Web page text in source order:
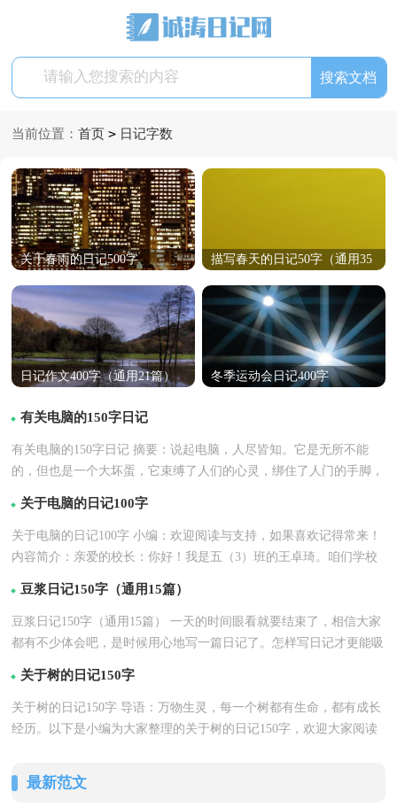
当前位置：首页 > 日记字数
关于春雨的日记500字
描写春天的日记50字（通用35
日记作文400字（通用21篇） 冬季运动会日记400字
有关电脑的150字日记
有关电脑的150字日记 摘要：说起电脑，人尽皆知。它是无所不能
的，但也是一个大坏蛋，它束缚了人们的心灵，绑住了人门的手脚，
让人们成... 如果觉得...【
关于电脑的日记100字
关于电脑的日记100字 小编：欢迎阅读与支持，如果喜欢记得常来！
内容简介：亲爱的校长：你好！我是五（3）班的王卓琦。咱们学校
有了塑胶操场后，成了一道靓...【
豆浆日记150字（通用15篇）
豆浆日记150字（通用15篇） 一天的时间眼看就要结束了，相信大家
都有不少体会吧，是时候用心地写一篇日记了。怎样写日记才更能吸
引眼球呢？下面是...【
关于树的日记150字
关于树的日记150字 导语：万物生灵，每一个树都有生命，都有成长
经历。以下是小编为大家整理的关于树的日记150字，欢迎大家阅读
最新范文